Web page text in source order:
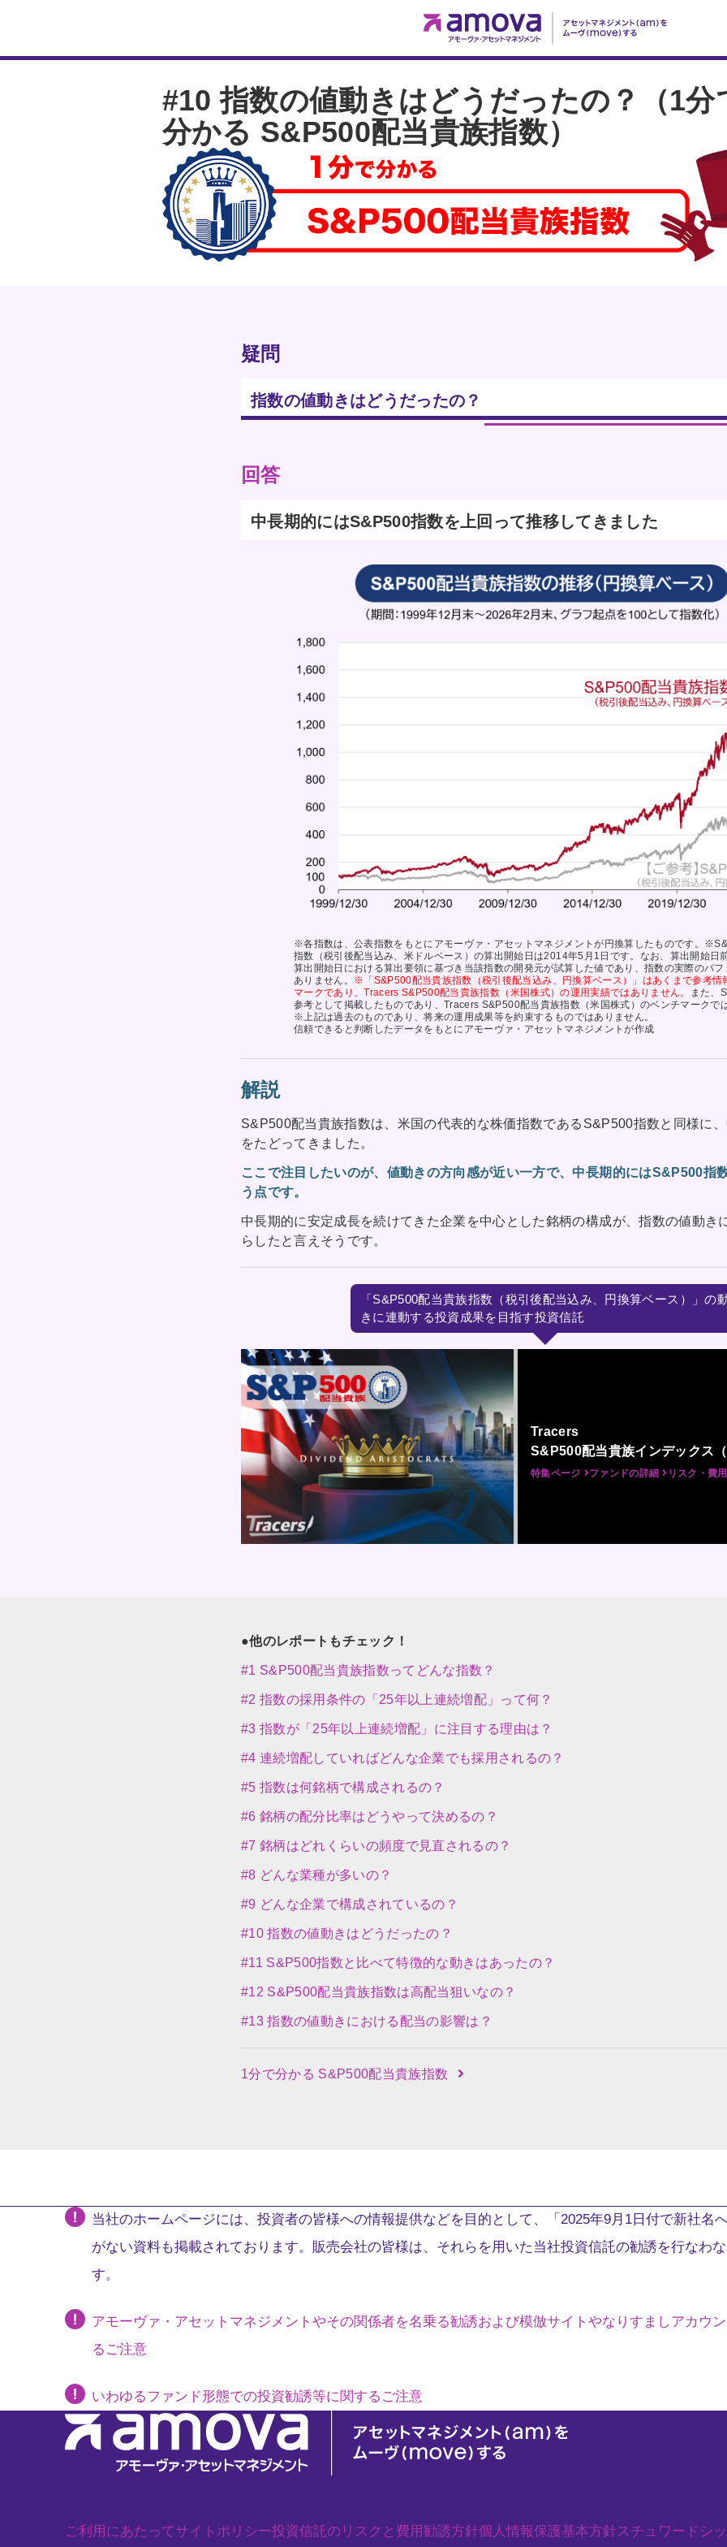
#10 指数の値動きはどうだったの？（1分
分かる S&P500配当貴族指数）
疑問
指数の値動きはどうだったの？
回答
中長期的にはS&P500指数を上回って推移してきました
※各指数は、公表指数をもとにアモーヴァ・アセットマネジメントが円換算したものです。
指数（税引後配当込み、米ドルベース）の算出開始日は2014年5月1日です。なお、算出開始日
算出開始日における算出要領に基づき当該指数の開発元が試算した値であり、指数の実際のパ
ありません。 ※「S&P500配当貴族指数（税引後配当込み、円換算ベース）」はあくまで参考情
マークであり、Tracers S&P500配当貴族指数（米国株式）の運用実績ではありません。
また、
参考として掲載したものであり、Tracers S&P500配当貴族指数（米国株式）のベンチマークで
※上記は過去のものであり、将来の運用成果等を約束するものではありません。
信頼できると判断したデータをもとにアモーヴァ・アセットマネジメントが作成
解説
S&P500配当貴族指数は、米国の代表的な株価指数であるS&P500指数と同様に
をたどってきました。
ここで注目したいのが、値動きの方向感が近い一方で、中長期的にはS&P500指
う点です。
中長期的に安定成長を続けてきた企業を中心とした銘柄の構成が、指数の値動き
らしたと言えそうです。
「S&P500配当貴族指数（税引後配当込み、円換算ベース）」の
きに連動する投資成果を目指す投資信託
Tracers
S&P500配当貴族インデックス
特集ページ ファンドの詳細 リスク・費用
当社のホームページには、投資者の皆様への情報提供などを目的として、「2025年9月1日付で新社名
がない資料も掲載されております。販売会社の皆様は、それらを用いた当社投資信託の勧誘を行なわ
す。
アモーヴァ・アセットマネジメントやその関係者を名乗る勧誘および模倣サイトやなりすましアカウ
るご注意
いわゆるファンド形態での投資勧誘等に関するご注意
ご利用にあたってサイトポリシー投資信託のリスクと費用勧誘方針個人情報保護基本方針スチュワードシ